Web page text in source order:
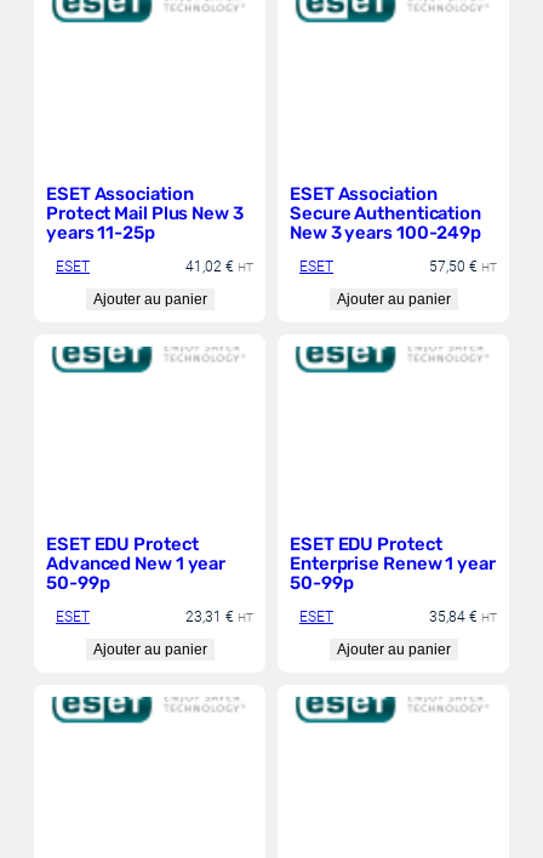
ESET Association
Protect Mail Plus New 3
years 11-25p
ESET 41,02 € HT
Ajouter au panier
ESET Association
Secure Authentication
New 3 years 100-249p
ESET 57,50 € HT
Ajouter au panier
ESET EDU Protect
Advanced New 1 year
50-99p
ESET 23,31 € HT
Ajouter au panier
ESET EDU Protect
Enterprise Renew 1 year
50-99p
ESET 35,84 € HT
Ajouter au panier